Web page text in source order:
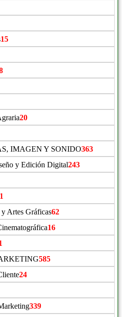
15
20
IMAGEN Y SONIDO363
y Edición Digital243
1
Artes Gráficas62
16
585
24
339